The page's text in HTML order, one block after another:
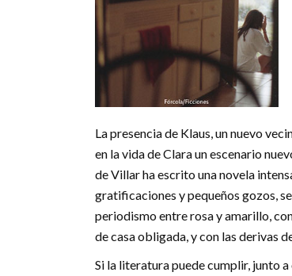
La presencia de Klaus, un nuevo
en la vida de Clara un escenario
de Villar ha escrito una novela
gratificaciones y pequeños gozos,
periodismo entre rosa y amarillo,
de casa obligada, y con las derivas
Si la literatura puede cumplir, junto